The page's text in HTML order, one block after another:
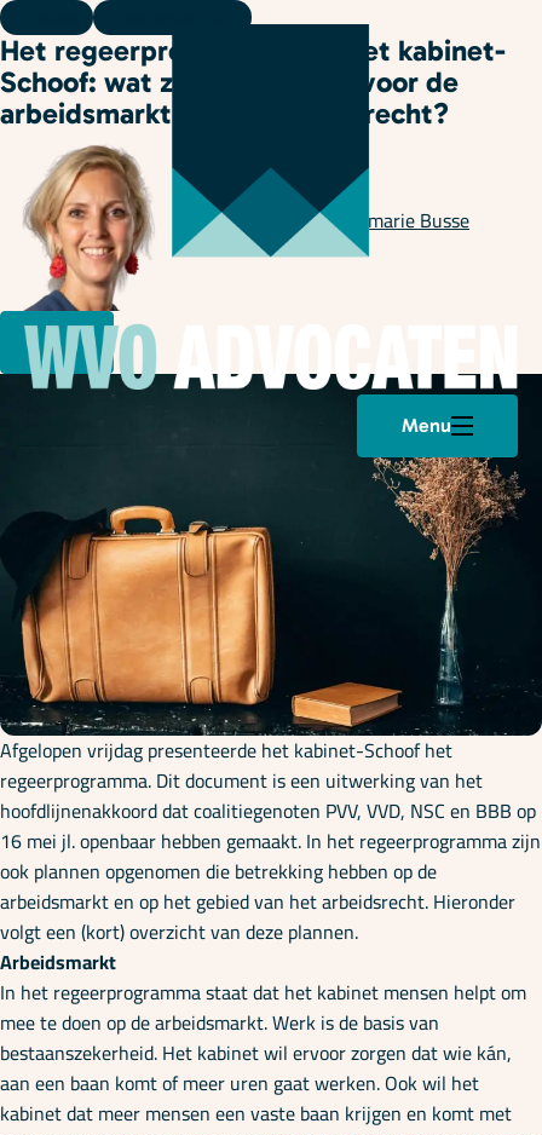
Menu
Onze specialisaties
Kennisbank
Cursussen
Podcasts
Over ons
Plan een afspraak
Het regeerprogramma van het kabinet-
Schoof: wat zijn de plannen voor de
arbeidsmarkt en het arbeidsrecht?
Geschreven doorAnnemarie Busse
Afgelopen vrijdag presenteerde het kabinet-Schoof het
regeerprogramma. Dit document is een uitwerking van het
hoofdlijnenakkoord dat coalitiegenoten PVV, VVD, NSC en BBB op
16 mei jl. openbaar hebben gemaakt. In het regeerprogramma zijn
ook plannen opgenomen die betrekking hebben op de
arbeidsmarkt en op het gebied van het arbeidsrecht. Hieronder
volgt een (kort) overzicht van deze plannen.
Arbeidsmarkt
In het regeerprogramma staat dat het kabinet mensen helpt om
mee te doen op de arbeidsmarkt. Werk is de basis van
bestaanszekerheid. Het kabinet wil ervoor zorgen dat wie kán,
aan een baan komt of meer uren gaat werken. Ook wil het
kabinet dat meer mensen een vaste baan krijgen en komt met